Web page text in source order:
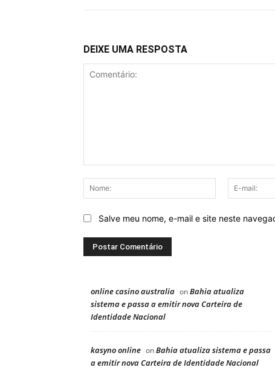
DEIXE UMA RESPOSTA
Nome:
Salve meu nome, e-mail e site neste
online casino australia onBahia atualiza
sistema e passa a emitir nova Carteira de
Identidade Nacional
kasyno online onBahia atualiza sistema e passa
a emitir nova Carteira de Identidade Nacional